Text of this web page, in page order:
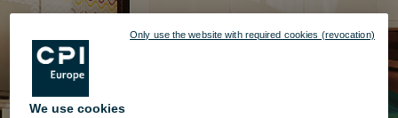
We use cookies
Only use the website with required cookies (revocation)